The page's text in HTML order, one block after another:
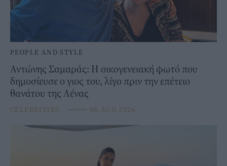
PEOPLE AND STYLE
Αντώνης Σαμαράς: Η οικογενειακή φωτό που
δημοσίευσε ο γιος του, λίγο πριν την επέτειο
θανάτου της Λένας
CELEBRITIES ⸻ 06 AUG 2026